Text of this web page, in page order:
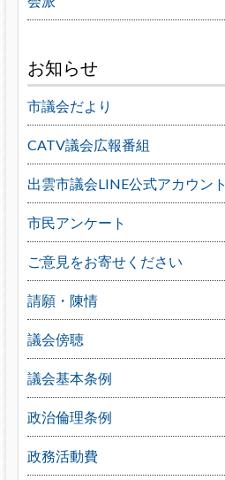
お知らせ
市議会だより
CATV議会広報番組
出雲市議会LINE公式アカウント
市民アンケート
ご意見をお寄せください
請願・陳情
議会傍聴
議会基本条例
政治倫理条例
政務活動費